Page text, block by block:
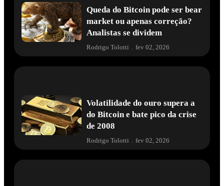
Queda do Bitcoin pode ser bear
market ou apenas correção?
Analistas se dividem
Rodrigo Tolotti fev 02, 2026
Volatilidade do ouro supera a
do Bitcoin e bate pico da crise
de 2008
Rodrigo Tolotti . fev 02, 2026